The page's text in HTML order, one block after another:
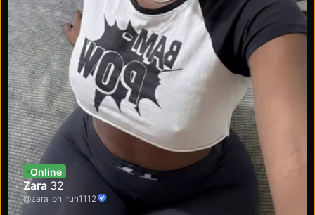
Online
Zara 32
@zara_on_run1112